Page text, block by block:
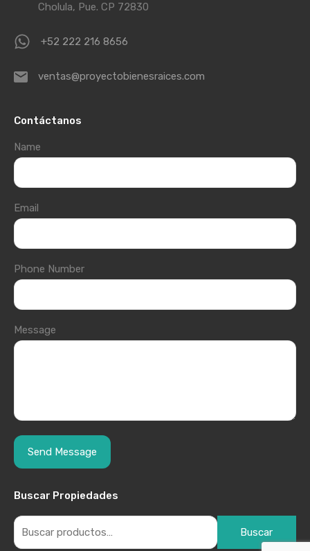
Cholula, Pue. CP 72830
+52 222 216 8656
ventas@proyectobienesraices.com
Contáctanos
Name
Email
Phone Number
Message
Buscar Propiedades
Buscar